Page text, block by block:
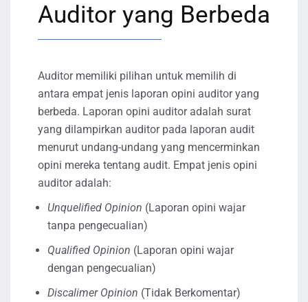
Auditor yang Berbeda
Auditor memiliki pilihan untuk memilih di
antara empat jenis laporan opini auditor yang
berbeda. Laporan opini auditor adalah surat
yang dilampirkan auditor pada laporan audit
menurut undang-undang yang mencerminkan
opini mereka tentang audit. Empat jenis opini
auditor adalah:
Unquelified Opinion (Laporan opini wajar
tanpa pengecualian)
Qualified Opinion (Laporan opini wajar
dengan pengecualian)
Discalimer Opinion (Tidak Berkomentar)